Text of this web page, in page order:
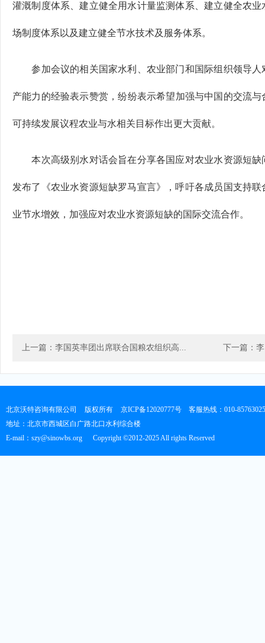
灌溉制度体系、建立健全用水计量监测体系、建立健全农
场制度体系以及建立健全节水技术及服务体系。
参加会议的相关国家水利、农业部门和国际组织领导人
产能力的经验表示赞赏，纷纷表示希望加强与中国的交流
可持续发展议程农业与水相关目标作出更大贡献。
本次高级别水对话会旨在分享各国应对农业水资源短缺
发布了《农业水资源短缺罗马宣言》，呼吁各成员国支持
业节水增效，加强应对农业水资源短缺的国际交流合作。
上一篇：李国英率团出席联合国粮农组织高... 下一篇：
北京沃特咨询有限公司 版权所有 京ICP备12020777号 客服热线：010-85763025
地址：北京市西城区白广路北口水利综合楼
E-mail：szy@sinowbs.org
Copyright ©2012-2025 All rights Reserved